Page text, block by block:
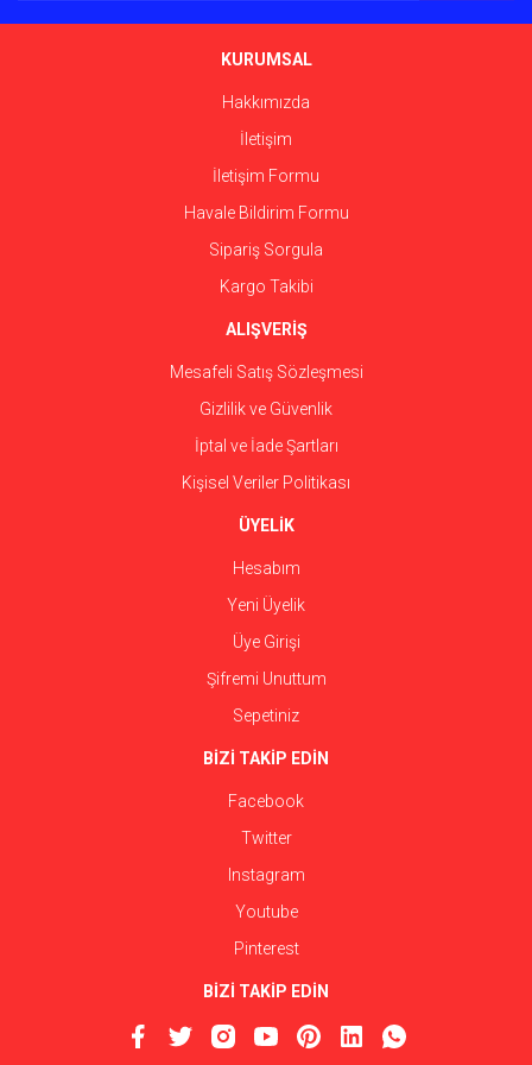
Ürün fiyatı diğer sitelerden daha pahalı.
Gönder
KURUMSAL
Hakkımızda
İletişim
İletişim Formu
Havale Bildirim Formu
Sipariş Sorgula
Kargo Takibi
ALIŞVERİŞ
Mesafeli Satış Sözleşmesi
Gizlilik ve Güvenlik
İptal ve İade Şartları
Kişisel Veriler Politikası
ÜYELİK
Hesabım
Yeni Üyelik
Üye Girişi
Şifremi Unuttum
Sepetiniz
BİZİ TAKİP EDİN
Facebook
Twitter
Instagram
Youtube
Pinterest
BİZİ TAKİP EDİN